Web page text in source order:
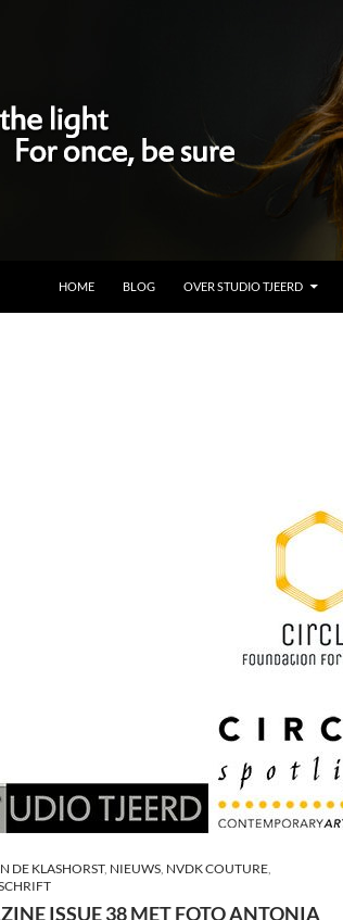
HOME
BLOG OVER STUDIO TJEERD
DE KLASHORST, NIEUWS, NVDK COUTURE,
ISSUE 38 MET FOTO ANTONIA